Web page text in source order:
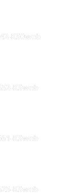
KS0web
KSweb
KSweb
KSweb